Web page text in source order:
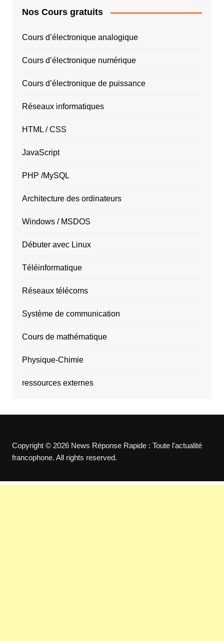
Nos Cours gratuits
Cours d’électronique analogique
Cours d’électronique numérique
Cours d’électronique de puissance
Réseaux informatiques
HTML / CSS
JavaScript
PHP /MySQL
Architecture des ordinateurs
Windows / MSDOS
Débuter avec Linux
Téléinformatique
Réseaux télécoms
Système de communication
Cours de mathématique
Physique-Chimie
ressources externes
Copyright © 2026 News Réponse Rapide : Toute l'actualité
francophone. All rights reserved.